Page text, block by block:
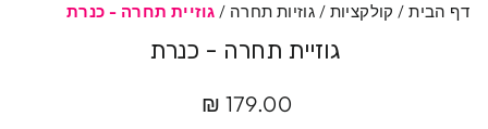
דף הבית / קולקציות / גוזיות תחרה / גוזיית תחרה - כנרת
גוזיית תחרה - כנרת
מחיר
מחיר
179.00 ₪